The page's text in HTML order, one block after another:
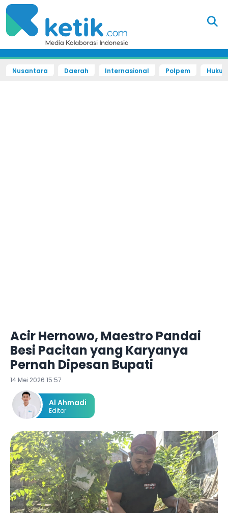
Nusantara Daerah Internasional Polpem
Acir Hernowo, Maestro Pandai
Besi Pacitan yang Karyanya
Pernah Dipesan Bupati
14 Mei 2026 15:57
Al Ahmadi
Editor